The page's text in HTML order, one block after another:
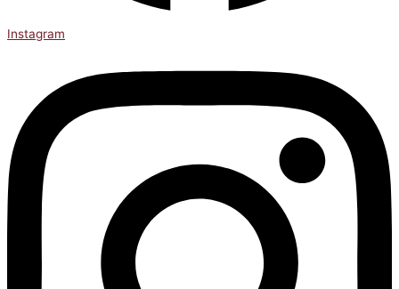
Instagram